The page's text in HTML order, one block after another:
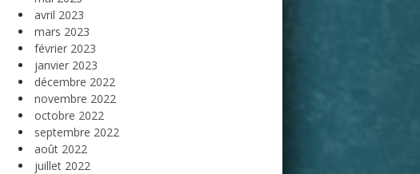
avril 2023
mars 2023
février 2023
janvier 2023
décembre 2022
novembre 2022
octobre 2022
septembre 2022
août 2022
juillet 2022